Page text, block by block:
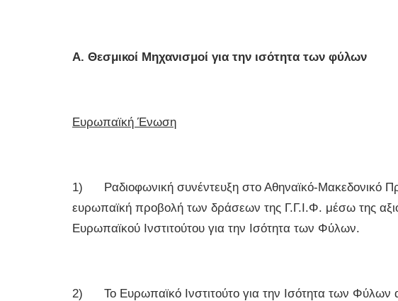
Α. Θεσμικοί Μηχανισμοί για την ισότητα των φύλων
Ευρωπαϊκή Ένωση
1) Ραδιοφωνική συνέντευξη στο Αθηναϊκό-Μακεδονικό
ευρωπαϊκή προβολή των δράσεων της Γ.Γ.Ι.Φ. μέσω της
Ευρωπαϊκού Ινστιτούτου για την Ισότητα των Φύλων.
2) Το Ευρωπαϊκό Ινστιτούτο για την Ισότητα των Φύλων